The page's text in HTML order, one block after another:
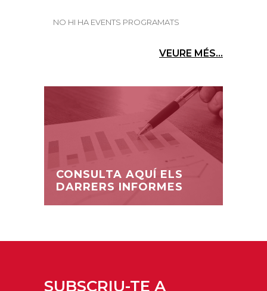
NO HI HA EVENTS PROGRAMATS
VEURE MÉS...
CONSULTA AQUÍ ELS
DARRERS INFORMES
SUBSCRIU-TE A